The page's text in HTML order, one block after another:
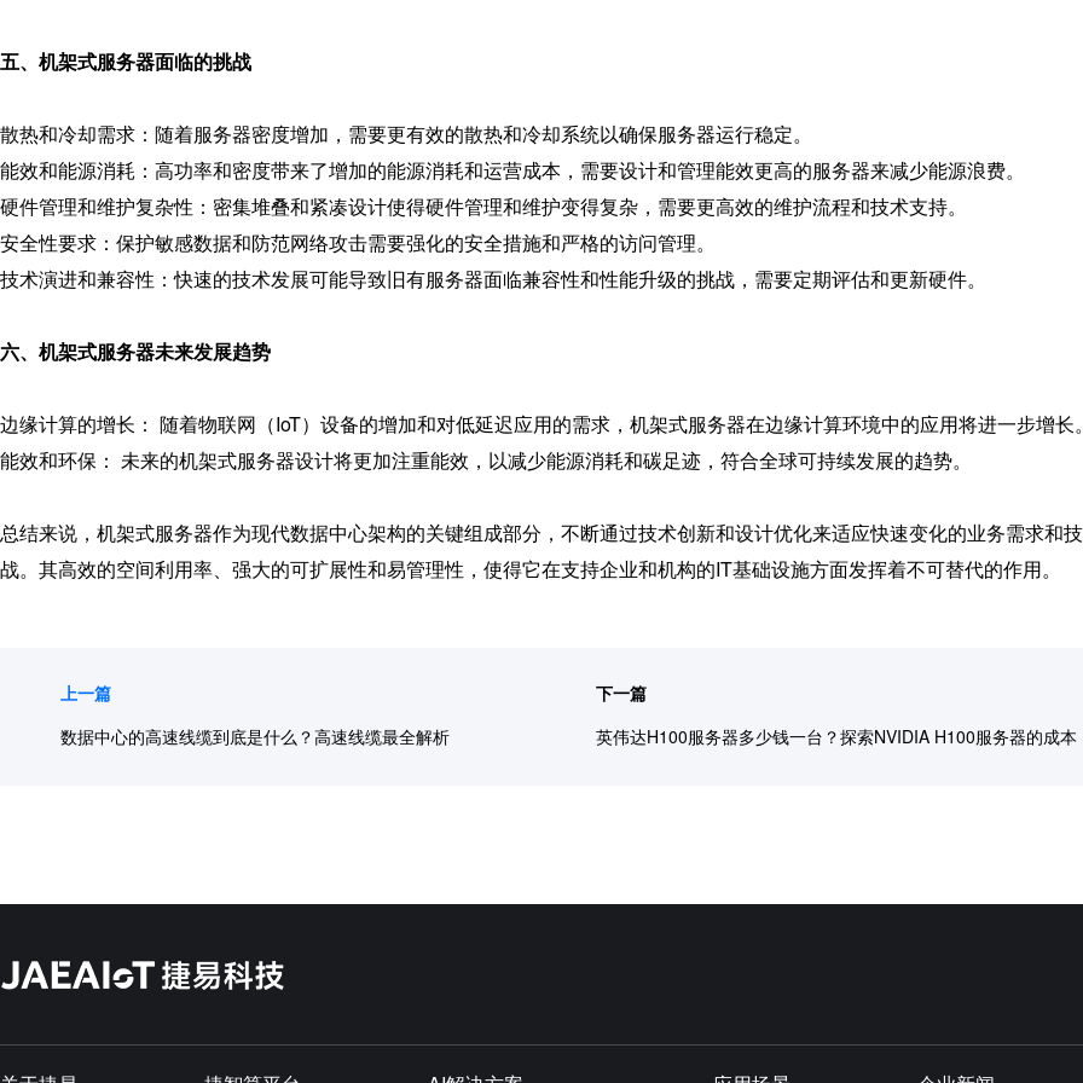
五、 机架式服务器面临的挑战
散热和冷却需求：随着服务器密度增加，需要更有效的散热和冷却系统以确保服务器运行稳定。
能效和能源消耗：高功率和密度带来了增加的能源消耗和运营成本，需要设计和管理能效更高的服务器来减少能源浪费。
硬件管理和维护复杂性：密集堆叠和紧凑设计使得硬件管理和维护变得复杂，需要更高效的维护流程和技术支持。
安全性要求：保护敏感数据和防范网络攻击需要强化的安全措施和严格的访问管理。
技术演进和兼容性：快速的技术发展可能导致旧有服务器面临兼容性和性能升级的挑战，需要定期评估和更新硬件。
六、 机架式服务器未来发展趋势
边缘计算的增长： 随着物联网（IoT）设备的增加和对低延迟应用的需求，机架式服务器在边缘计算环境中的应用将进一步增长
能效和环保： 未来的机架式服务器设计将更加注重能效，以减少能源消耗和碳足迹，符合全球可持续发展的趋势。
总结来说， 机架式服务器作为现代数据中心架构的关键组成部分，不断通过技术创新和设计优化来适应快速变化的业务需求和
战。其高效的空间利用率、强大的可扩展性和易管理性，使得它在支持企业和机构的IT基础设施方面发挥着不可替代的作用。
上一篇
数据中心的高速线缆到底是什么？高速线缆最全解析
下一篇
英伟达H100服务器多少钱一台？探索NVIDIA H100服务器的成本